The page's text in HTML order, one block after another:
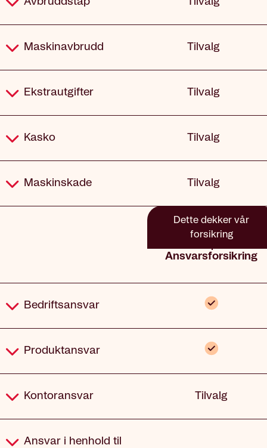
Maskinavbrudd Tilvalg
Ekstrautgifter Tilvalg
Kasko Tilvalg
Maskinskade Tilvalg
Dette dekker vår
forsikring
Ansvarsforsikring
Bedriftsansvar Inkludert
Produktansvar Inkludert
Kontoransvar Tilvalg
Ansvar i henhold til